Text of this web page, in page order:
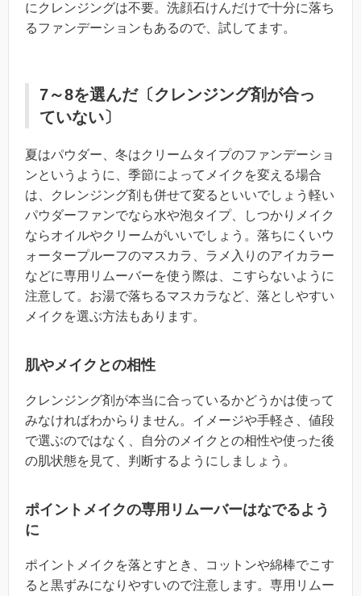
にクレンジングは不要。洗顔石けんだけで十分に落ち
るファンデーションもあるので、試してます。
7～8を選んだ〔クレンジング剤が合っ
ていない〕
夏はパウダー、冬はクリームタイプのファンデーショ
ンというように、季節によってメイクを変える場合
は、クレンジング剤も併せて変るといいでしょう軽い
パウダーファンでなら水や泡タイプ、しつかりメイク
ならオイルやクリームがいいでしょう。落ちにくいウ
ォータープルーフのマスカラ、ラメ入りのアイカラー
などに専用リムーバーを使う際は、こすらないように
注意して。お湯で落ちるマスカラなど、落としやすい
メイクを選ぶ方法もあります。
肌やメイクとの相性
クレンジング剤が本当に合っているかどうかは使って
みなければわからりません。イメージや手軽さ、値段
で選ぶのではなく、自分のメイクとの相性や使った後
の肌状態を見て、判断するようにしましょう。
ポイントメイクの専用リムーバーはなでるよう
に
ポイントメイクを落とすとき、コットンや綿棒でこす
ると黒ずみになりやすいので注意します。専用リムー